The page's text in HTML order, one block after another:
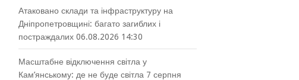
Атаковано склади та інфраструктуру на
Дніпропетровщині: багато загиблих і
постраждалих 06.08.2026 14:30
Масштабне відключення світла у
Кам’янському: де не буде світла 7 серпня